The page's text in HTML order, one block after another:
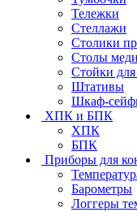
Тележки
Стеллажи
Столики
Столы
Стойки
Штативы
Шкаф-
ХПК и БПК
ХПК
БПК
Приборы для
Барометры
Логгеры